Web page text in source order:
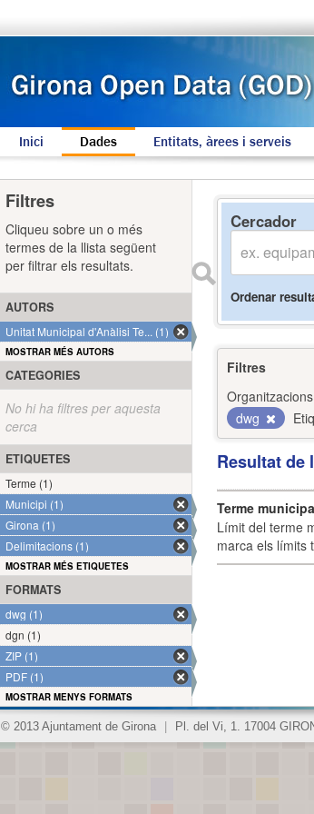
Inici Dades Entitats, àrees i serveis
Cercador
Ordenar
Filtres
dwg
Resultat de
Terme
Límit del terme
marca els límits
Filtres
Cliqueu sobre un o més
termes de la llista següent
per filtrar els resultats.
AUTORS
Unitat Municipal d'Anàlisi Te... (1)
MOSTRAR MÉS AUTORS
CATEGORIES
No hi ha filtres per aquesta
cerca
ETIQUETES
Terme (1)
Municipi (1)
Girona (1)
Delimitacions (1)
MOSTRAR MÉS ETIQUETES
FORMATS
dwg (1)
dgn (1)
ZIP (1)
PDF (1)
MOSTRAR MENYS FORMATS
© 2013 Ajuntament de Girona Pl. del Vi, 1. 17004